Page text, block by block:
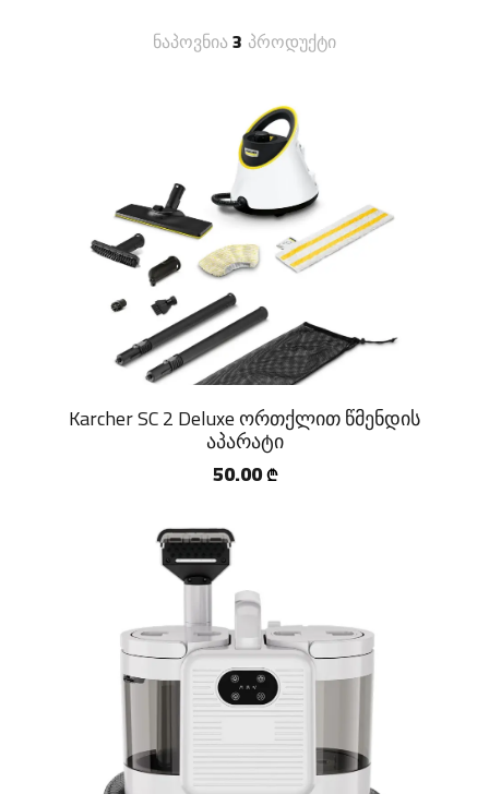
ნაპოვნია3 პროდუქტი
Karcher SC 2 Deluxe ორთქლით წმენდის
აპარატი
50.00 ₾